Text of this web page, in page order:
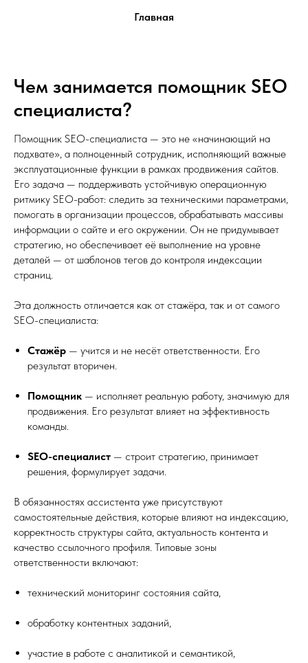
Главная
Чем занимается помощник SEO
специалиста?
Помощник SEO-специалиста — это не «начинающий на
подхвате», а полноценный сотрудник, исполняющий важные
эксплуатационные функции в рамках продвижения сайтов.
Его задача — поддерживать устойчивую операционную
ритмику SEO-работ: следить за техническими параметрами,
помогать в организации процессов, обрабатывать массивы
информации о сайте и его окружении. Он не придумывает
стратегию, но обеспечивает её выполнение на уровне
деталей — от шаблонов тегов до контроля индексации
страниц.
Эта должность отличается как от стажёра, так и от самого
SEO-специалиста:
Стажёр — учится и не несёт ответственности. Его
результат вторичен.
Помощник — исполняет реальную работу, значимую для
продвижения. Его результат влияет на эффективность
команды.
SEO-специалист — строит стратегию, принимает
решения, формулирует задачи.
В обязанностях ассистента уже присутствуют
самостоятельные действия, которые влияют на индексацию,
корректность структуры сайта, актуальность контента и
качество ссылочного профиля. Типовые зоны
ответственности включают:
технический мониторинг состояния сайта,
обработку контентных заданий,
участие в работе с аналитикой и семантикой,